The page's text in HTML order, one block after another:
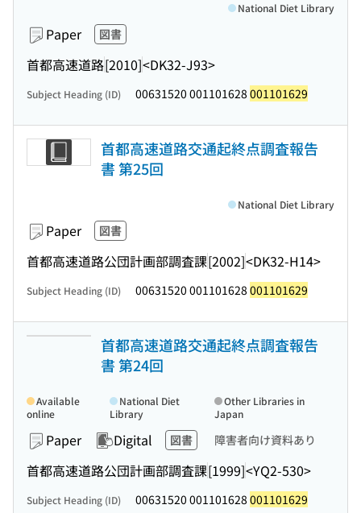
Paper 図書
首都高速道路[2010]<DK32-J93>
National Diet Library
Subject Heading (ID) 00631520 001101628 001101629
首都高速道路交通起終点調査報告
書 第25回
Paper 図書
首都高速道路公団計画部調査課[2002]<DK32-H14>
National Diet Library
Subject Heading (ID) 00631520 001101628 001101629
首都高速道路交通起終点調査報告
書 第24回
Paper Digital 図書 障害者向け資料あり
首都高速道路公団計画部調査課[1999]<YQ2-530>
Available
online
National Diet
Library
Other Libraries in
Japan
Subject Heading (ID) 00631520 001101628 001101629